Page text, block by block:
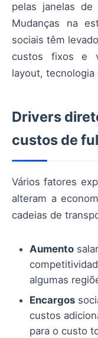
pelas janelas de
Mudanças na
sociais têm
custos fixos e
layout,
Drivers
custos de
Vários fatores
alteram a
cadeias de
Aumento
algumas
Encargos
custos
para o custo